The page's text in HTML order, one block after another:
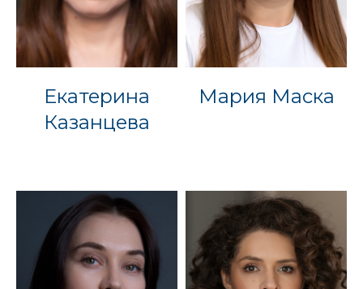
Екатерина
Казанцева
Мария Маска